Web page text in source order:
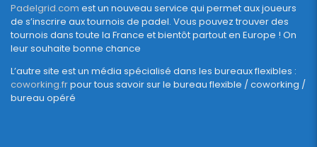
Padelgrid.com est un nouveau service qui permet aux joueurs
de s’inscrire aux tournois de padel. Vous pouvez trouver des
tournois dans toute la France et bientôt partout en Europe ! On
leur souhaite bonne chance
L’autre site est un média spécialisé dans les bureaux flexibles :
coworking.frpour tous savoir sur le bureau flexible / coworking /
bureau opéré